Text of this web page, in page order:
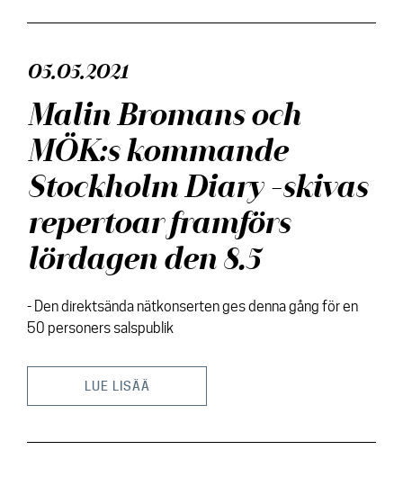
05.05.2021
Malin Bromans och
MÖK:s kommande
Stockholm Diary -skivas
repertoar framförs
lördagen den 8.5
- Den direktsända nätkonserten ges denna gång för en
50 personers salspublik
LUE LISÄÄ